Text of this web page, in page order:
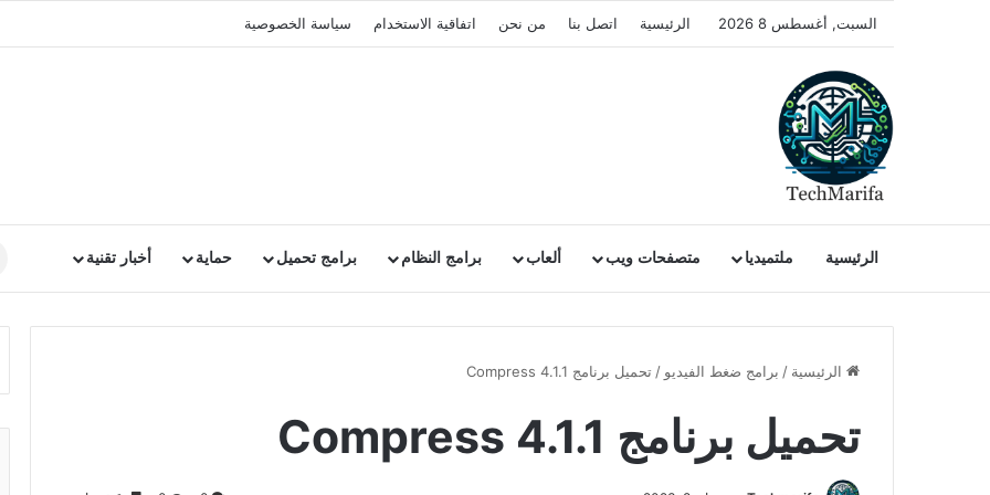
السبت, أغسطس 8 2026 الرئيسية اتصل بنا من نحن اتفاقية الاستخدام سياسة الخصوصية
الرئيسية ملتميديا متصفحات ويب ألعاب برامج النظام برامج تحميل حماية أخبار تقنية
الرئيسية / برامج ضغط الفيديو / تحميل برنامج Compress 4.1.1
تحميل برنامج Compress 4.1.1